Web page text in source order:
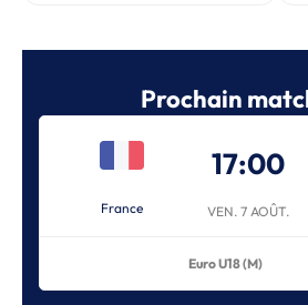
Prochain
France
17:00
VEN. 7 AOÛT.
Euro U18 (M)